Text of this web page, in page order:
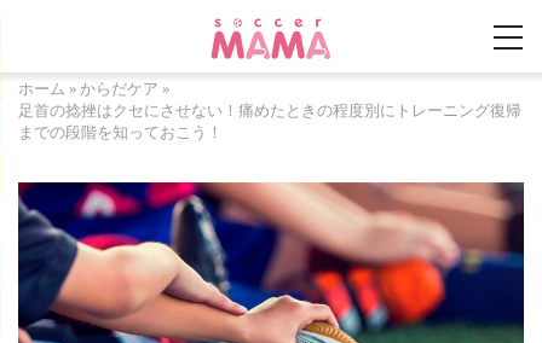
ホーム » からだケア »
足首の捻挫はクセにさせない！痛めたときの程度別にトレーニング復帰
までの段階を知っておこう！